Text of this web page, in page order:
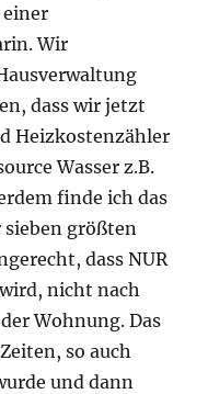
Wir
dass wir jetzt
Heizkostenzähler
Wasser z.B.
finde ich das
größten
dass NUR
nicht nach
Wohnung. Das
so auch
und dann